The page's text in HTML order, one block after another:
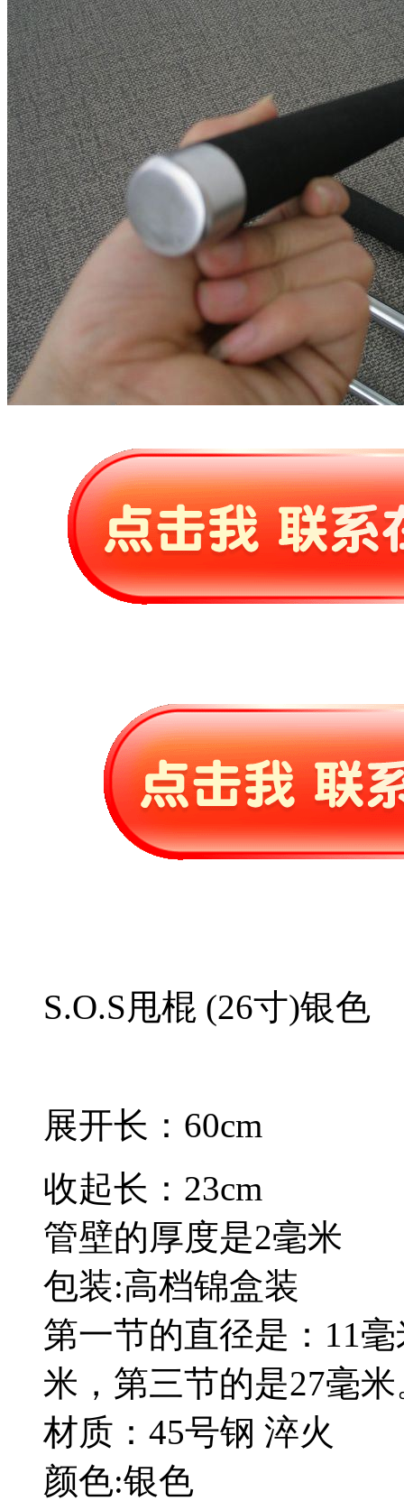
S.O.S甩棍 (26寸)银色
展开长：60cm
收起长：23cm
管壁的厚度是2毫米
包装:高档锦盒装
第一节的直径是：11
米，第三节的是27毫米
材质：45号钢 淬火
颜色:银色